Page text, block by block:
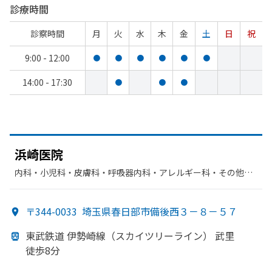
診療時間
診察時間 月 火 水 木 金 土 日
祝
9:00 - 12:00
● ● ● ● ● ●
14:00 - 17:30 ● ● ●
浜崎医院
内科・​小児科・​皮膚科・​呼吸器内科・​アレルギー科・​その他・​
〒344-0033 埼玉県春日部市備後西３－８－５７
東武鉄道 伊勢崎線 （スカイツリーライン）
武里
徒歩8分